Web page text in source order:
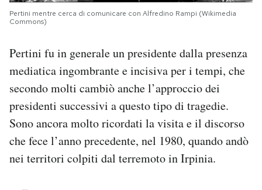
Pertini mentre cerca di comunicare con Alfredino Rampi (Wikimedia
Commons)
Pertini fu in generale un presidente dalla presenza
mediatica ingombrante e incisiva per i tempi, che
secondo molti cambiò anche l’approccio dei
presidenti successivi a questo tipo di tragedie.
Sono ancora molto ricordati la visita e il discorso
che fece l’anno precedente, nel 1980, quando andò
nei territori colpiti dal terremoto in Irpinia.